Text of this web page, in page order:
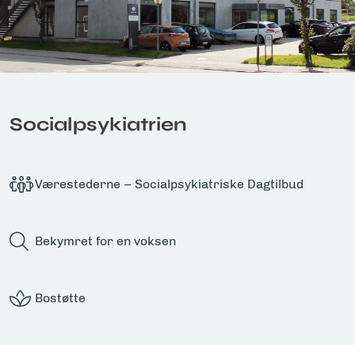
Socialpsykiatrien
Værestederne – Socialpsykiatriske Dagtilbud
Bekymret for en voksen
Bostøtte